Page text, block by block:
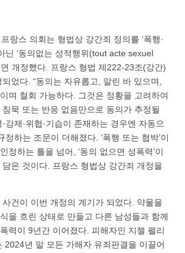
랑스 의회는 형법상 강간죄 정의를 ‘폭행·
닌 ‘동의없는 성적행위(tout acte sexuel
개정했다. 프랑스 형법 제222-23조(강간)
었다. “동의는 자유롭고, 알린 바 있으며,
며 철회 가능하다. 그것은 정황을 고려하여
묵 또는 반응 없음만으로 동의가 추정될
강제·위협·기습이 존재하는 경우엔 자동으
정하는 조문이 더해졌다. ‘폭행 또는 협박’이
정하는 틀을 넘어, ‘동의 없으면 성폭력’이
은 것이다. 프랑스 형법상 강간죄 개정을
건이 이번 개정의 계기가 되었다. 약물을
을 흐린 상태로 만들고 다른 남성들과 함께
력이 9년간 이어졌다. 피해자인 지젤 펠리
2024년 말 모든 가해자 유죄판결을 이끌어